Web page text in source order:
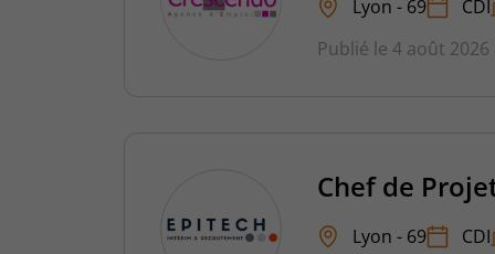
Lyon - 69 CDI
Publié le 4 août 2026
Chef de
Lyon - 69 CDI